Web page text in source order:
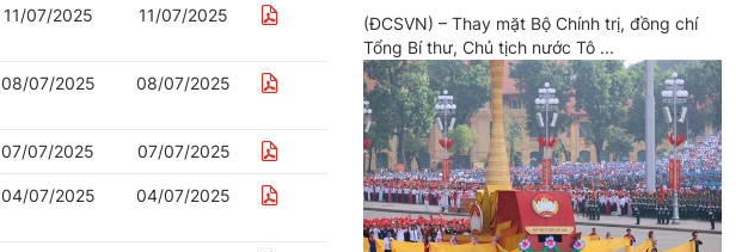
11/07/2025 11/07/2025
08/07/2025 08/07/2025
07/07/2025 07/07/2025
04/07/2025 04/07/2025
(ĐCSVN) – Thay mặt Bộ Chính trị, đồng chí
Tổng Bí thư, Chủ tịch nước Tô ...